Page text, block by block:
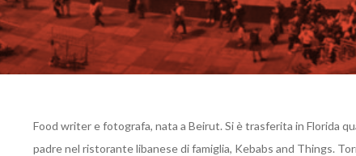
Food writer e fotografa, nata a Beirut. Si è trasferita in Florida
padre nel ristorante libanese di famiglia, Kebabs and Things.